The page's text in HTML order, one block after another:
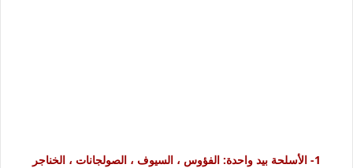
1- الأسلحة بيد واحدة: الفؤوس ، السيوف ، الصولجانات ، الخناجر